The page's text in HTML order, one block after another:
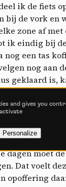
ik de fiets
bij de vork en
zone af met
ik eindig bij de
nog een tas
nog aan
geklaard is,
drie
met 10
ben ik 18 ritjes
zou
Ik berg de
dagen moet
Dat voelt
opoffering
help to add
visibility.
-This
disallowed
and gives you
Personalize